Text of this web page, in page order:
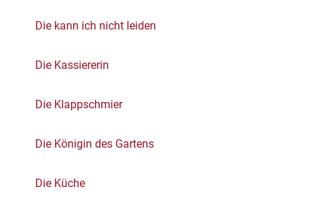
Die kann ich nicht leiden
Die Kassiererin
Die Klappschmier
Die Königin des Gartens
Die Küche